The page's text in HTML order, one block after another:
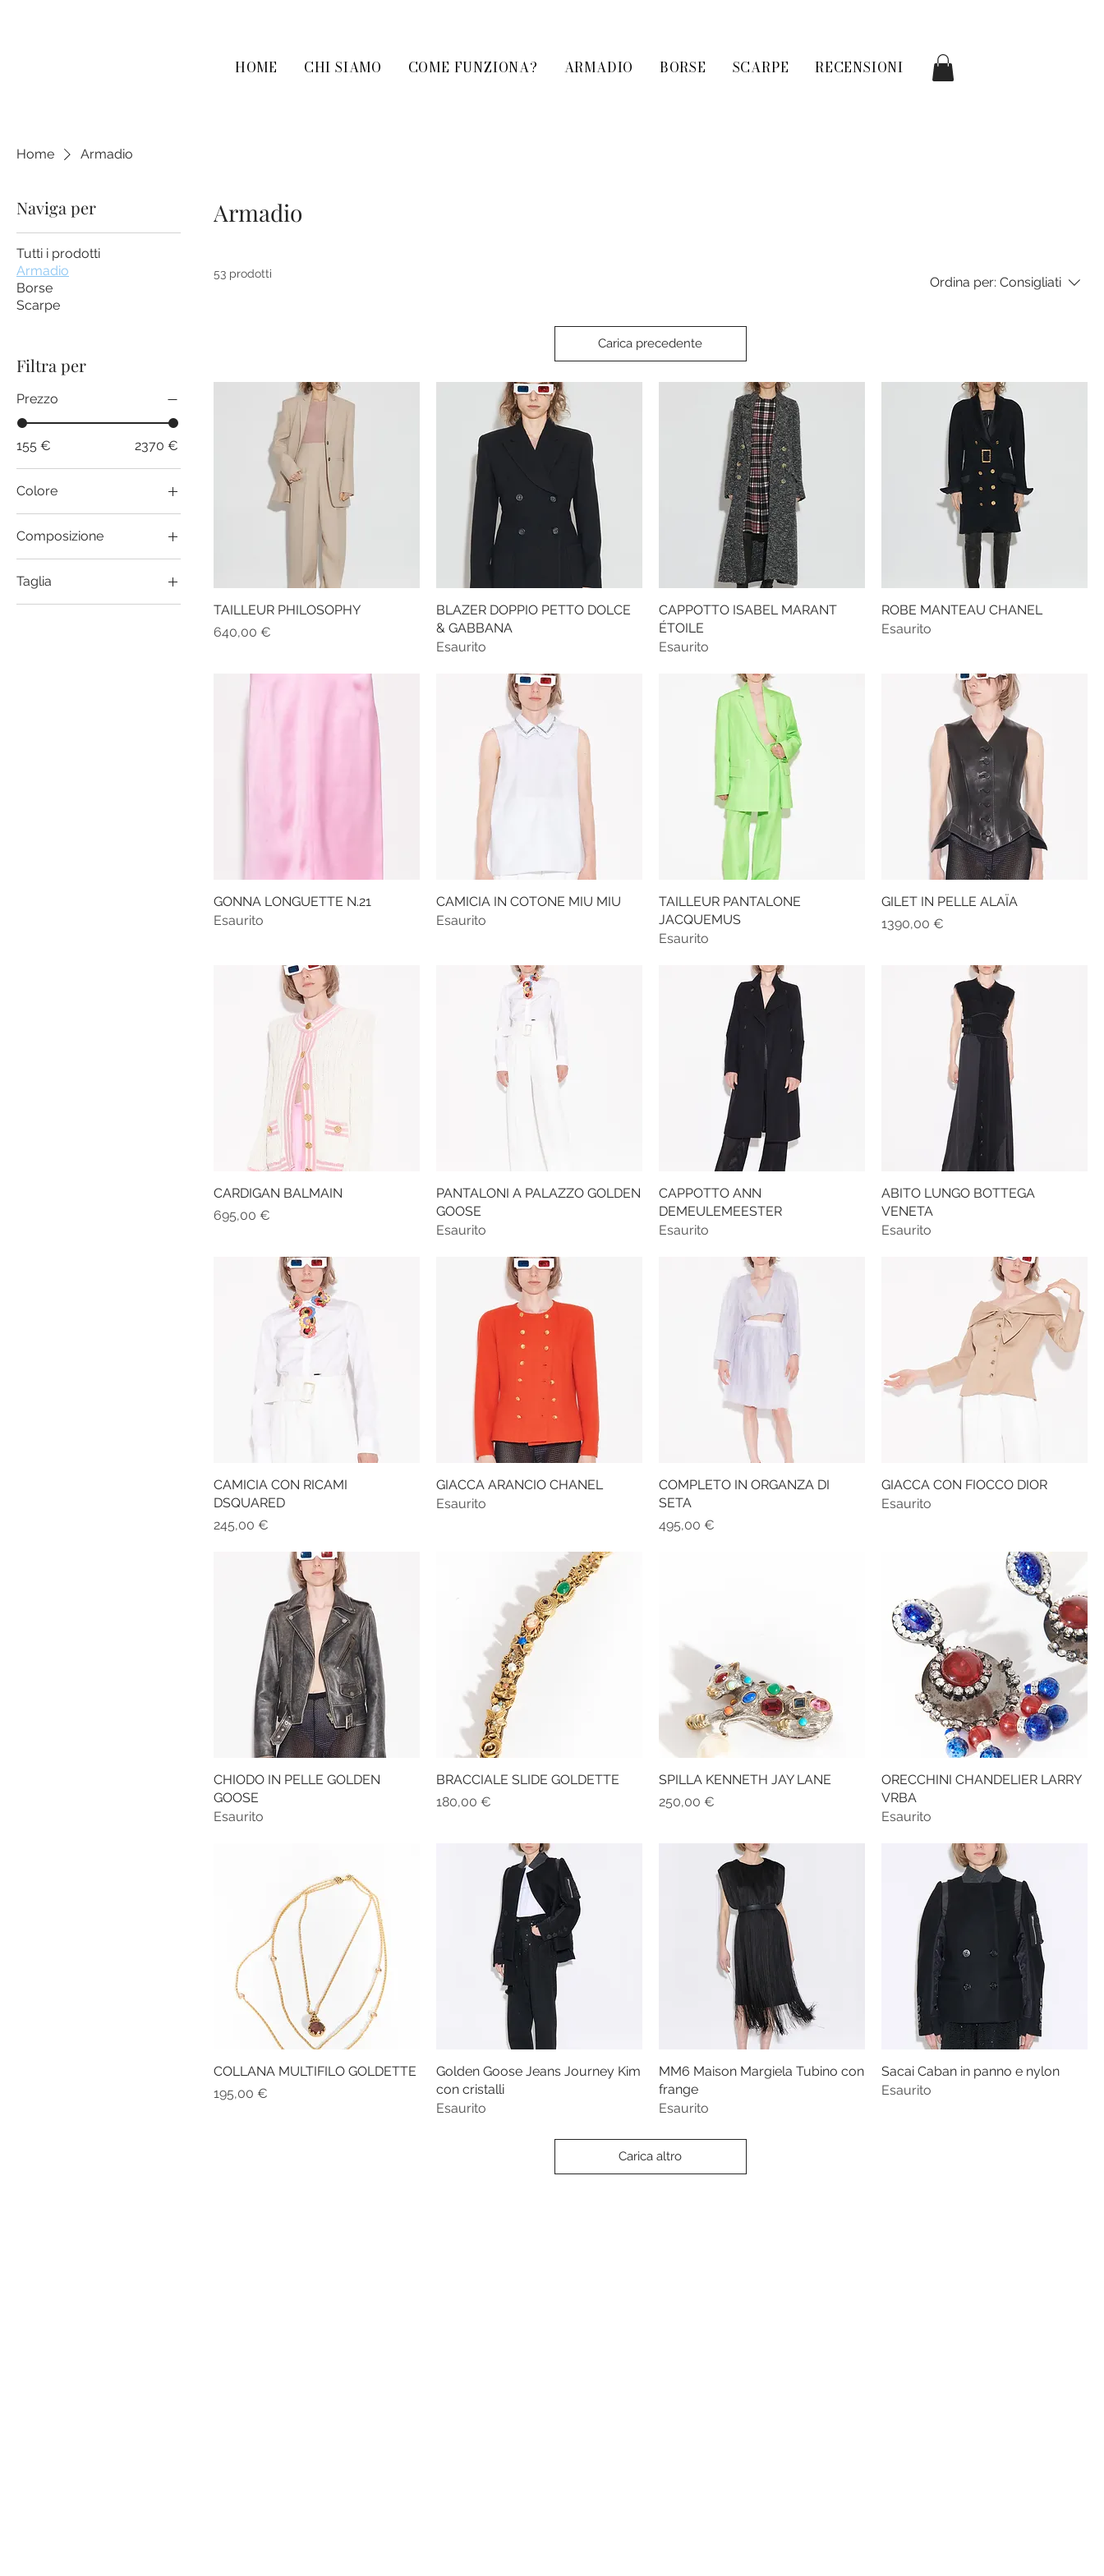
HOME CHI SIAMO COME FUNZIONA? ARMADIO BORSE SCARPE RECENSIONI
Home Armadio
Naviga per
Tutti i prodotti
Armadio
Borse
Scarpe
Filtra per
Prezzo
155 € 2370 €
Colore
Composizione
100% cotone
100% poliestere
Taglia
26
Armadio
53 prodotti
Ordina per: Consigliati
Carica precedente
TAILLEUR PHILOSOPHY
Prezzo
640,00 €
BLAZER DOPPIO PETTO DOLCE
& GABBANA
Esaurito
CAPPOTTO ISABEL MARANT
ÉTOILE
Esaurito
ROBE MANTEAU CHANEL
Esaurito
GONNA LONGUETTE N.21
Esaurito
CAMICIA IN COTONE MIU MIU
Esaurito
TAILLEUR PANTALONE
JACQUEMUS
Esaurito
GILET IN PELLE ALAÏA
Prezzo
1390,00 €
CARDIGAN BALMAIN
Prezzo
695,00 €
PANTALONI A PALAZZO GOLDEN
GOOSE
Esaurito
CAPPOTTO ANN
DEMEULEMEESTER
Esaurito
ABITO LUNGO BOTTEGA
VENETA
Esaurito
CAMICIA CON RICAMI
DSQUARED
Prezzo
245,00 €
GIACCA ARANCIO CHANEL
Esaurito
COMPLETO IN ORGANZA DI
SETA
Prezzo
495,00 €
GIACCA CON FIOCCO DIOR
Esaurito
CHIODO IN PELLE GOLDEN
GOOSE
Esaurito
BRACCIALE SLIDE GOLDETTE
Prezzo
180,00 €
SPILLA KENNETH JAY LANE
Prezzo
250,00 €
ORECCHINI CHANDELIER LARRY
VRBA
Esaurito
COLLANA MULTIFILO GOLDETTE
Prezzo
195,00 €
Golden Goose Jeans Journey Kim
con cristalli
Esaurito
MM6 Maison Margiela Tubino con
frange
Esaurito
Sacai Caban in panno e nylon
Esaurito
Carica altro